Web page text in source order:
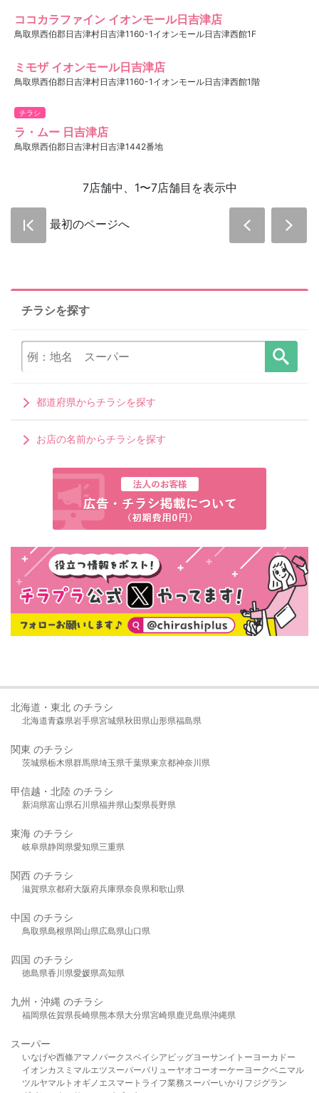
ココカラファイン イオンモール日吉津店
鳥取県西伯郡日吉津村日吉津1160-1イオンモール日吉津西館1F
ミモザ イオンモール日吉津店
鳥取県西伯郡日吉津村日吉津1160-1イオンモール日吉津西館1階
チラシ
ラ・ムー 日吉津店
鳥取県西伯郡日吉津村日吉津1442番地
7店舗中、1〜7店舗目を表示中
最初のページへ
チラシを探す
都道府県からチラシを探す
お店の名前からチラシを探す
北海道・東北 のチラシ
北海道青森県岩手県宮城県秋田県山形県福島県
関東 のチラシ
茨城県栃木県群馬県埼玉県千葉県東京都神奈川県
甲信越・北陸 のチラシ
新潟県富山県石川県福井県山梨県長野県
東海 のチラシ
岐阜県静岡県愛知県三重県
関西 のチラシ
滋賀県京都府大阪府兵庫県奈良県和歌山県
中国 のチラシ
鳥取県島根県岡山県広島県山口県
四国 のチラシ
徳島県香川県愛媛県高知県
九州・沖縄 のチラシ
福岡県佐賀県長崎県熊本県大分県宮崎県鹿児島県沖縄県
スーパー
いなげや西條アマノパークスベイシア ビッグヨーサンイトーヨーカドー
イオンカスミ マルエツスーパーバリューヤオコーオーケー ヨークベニマル
ツルヤマルト オギノ エスマート ライフ業務スーパーいかり フジグラン